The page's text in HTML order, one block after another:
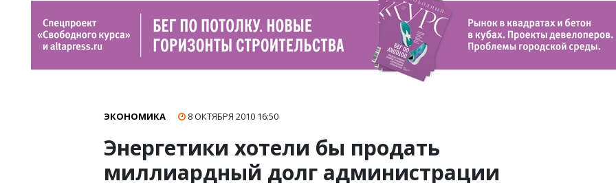
ЭКОНОМИКА 8 ОКТЯБРЯ 2010 16:50
Энергетики хотели бы продать
миллиардный долг администрации